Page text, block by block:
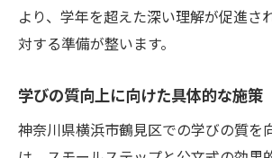
より、学年を超えた深い理解が促進さ
対する準備が整います。
学びの質向上に向けた具体的な施策
神奈川県横浜市鶴見区での学びの質を